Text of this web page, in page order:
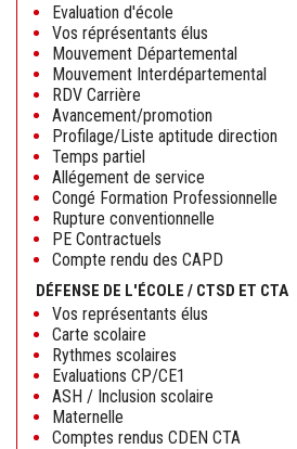
Evaluation d'école
Vos réprésentants élus
Mouvement Départemental
Mouvement Interdépartemental
RDV Carrière
Avancement/promotion
Profilage/Liste aptitude direction
Temps partiel
Allégement de service
Congé Formation Professionnelle
Rupture conventionnelle
PE Contractuels
Compte rendu des CAPD
DÉFENSE DE L'ÉCOLE / CTSD ET CTA
Vos représentants élus
Carte scolaire
Rythmes scolaires
Evaluations CP/CE1
ASH / Inclusion scolaire
Maternelle
Comptes rendus CDEN CTA